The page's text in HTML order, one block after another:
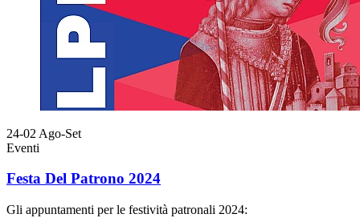
24-02 Ago-Set
Eventi
Festa Del Patrono 2024
Gli appuntamenti per le festività patronali 2024: